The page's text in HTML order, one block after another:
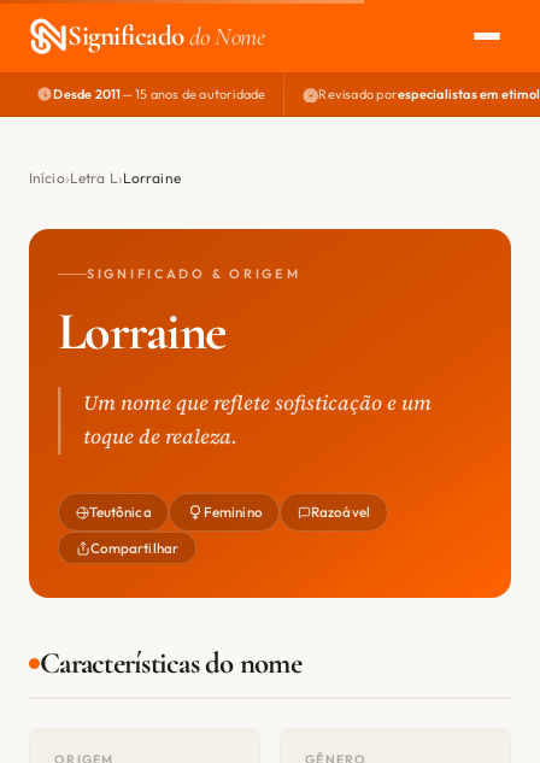
Significadodo Nome
EXPLORAR
NOME PERFEITO
Desde 2011— 15 anos de autoridade Revisado porespecialistas em
Início Letra L Lorraine
SIGNIFICADO & ORIGEM
Lorraine
Um nome que reflete sofisticação e um
toque de realeza.
Teutônica Feminino Razoável
Compartilhar
Características do nome
ORIGEM GÊNERO